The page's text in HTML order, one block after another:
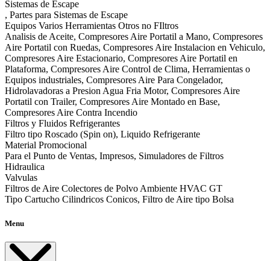
Sistemas de Escape
, Partes para Sistemas de Escape
Equipos Varios Herramientas Otros no FIltros
Analisis de Aceite, Compresores Aire Portatil a Mano, Compresores
Aire Portatil con Ruedas, Compresores Aire Instalacion en Vehiculo,
Compresores Aire Estacionario, Compresores Aire Portatil en
Plataforma, Compresores Aire Control de Clima, Herramientas o
Equipos industriales, Compresores Aire Para Congelador,
Hidrolavadoras a Presion Agua Fria Motor, Compresores Aire
Portatil con Trailer, Compresores Aire Montado en Base,
Compresores Aire Contra Incendio
Filtros y Fluidos Refrigerantes
Filtro tipo Roscado (Spin on), Liquido Refrigerante
Material Promocional
Para el Punto de Ventas, Impresos, Simuladores de Filtros
Hidraulica
Valvulas
Filtros de Aire Colectores de Polvo Ambiente HVAC GT
Tipo Cartucho Cilindricos Conicos, Filtro de Aire tipo Bolsa
Menu